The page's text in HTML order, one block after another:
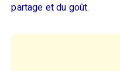
partage et du goût.